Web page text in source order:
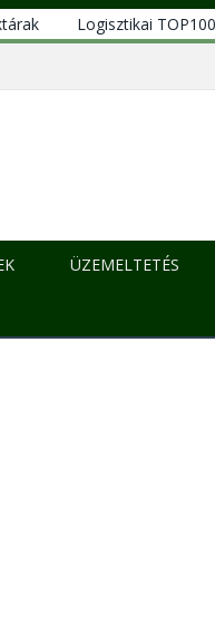
Logisztikai TOP100
ÜZEMELTETÉS